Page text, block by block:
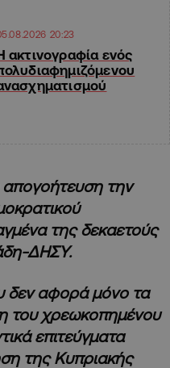
20:23
ακτινογραφία ενός
την
της δεκαετούς
ΔΗΣΥ.
δεν αφορά μόνο τα
του χρεωκοπημένου
επιτεύγματα
της Κυπριακής